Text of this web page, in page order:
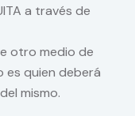
a través de
otro medio de
es quien deberá
mismo.